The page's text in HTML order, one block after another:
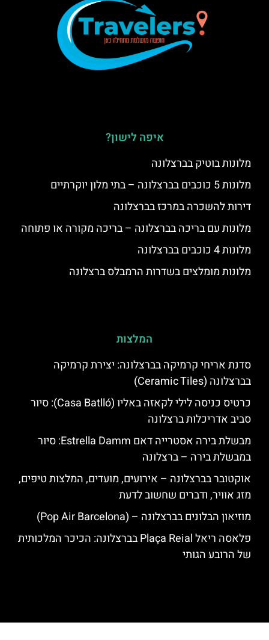
איפה לישון?
מלונות בוטיק בברצלונה
מלונות 5 כוכבים בברצלונה – בתי מלון יוקרתיים
דירות להשכרה במרכז בברצלונה
מלונות עם בריכה בברצלונה – בריכה מקורה או פתוחה
מלונות 4 כוכבים בברצלונה
מלונות מומלצים בשדרות הרמבלס ברצלונה
המלצות
סדנת אריחי קרמיקה בברצלונה: יצירת קרמיקה
בברצלונה (Ceramic Tiles)
כרטיס כניסה לילי לקאזה באליו (Casa Batlló): סיור
סביב אדריכלות ברצלונה
מבשלת בירה אסטרייה דאם Estrella Damm: סיור
במבשלת בירה – ברצלונה
אוקטובר בברצלונה – אירועים, מועדים, המלצות טיפים,
מזג אוויר, ודברים שחשוב לדעת
מוזיאון הבלונים בברצלונה – (Pop Air Barcelona)
פלאסה ריאל Plaça Reial בברצלונה: הכיכר המלכותית
של הרובע הגותי